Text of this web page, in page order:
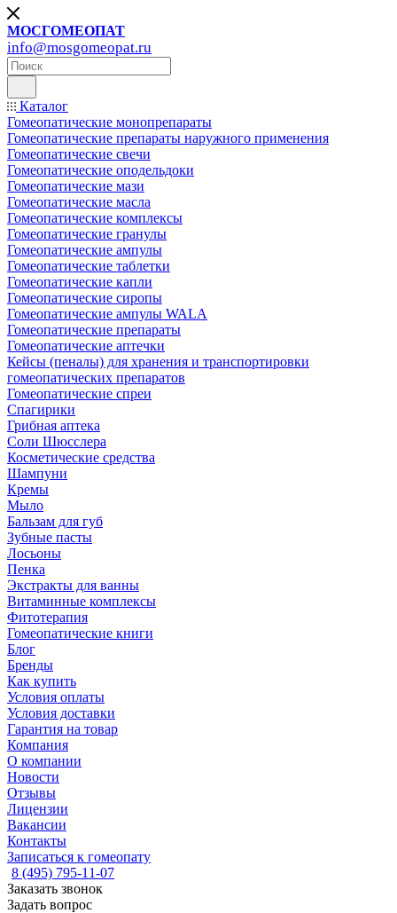
МОСГОМЕОПАТ
info@mosgomeopat.ru
Каталог
Гомеопатические монопрепараты
Гомеопатические препараты наружного применения
Гомеопатические свечи
Гомеопатические оподельдоки
Гомеопатические мази
Гомеопатические масла
Гомеопатические комплексы
Гомеопатические гранулы
Гомеопатические ампулы
Гомеопатические таблетки
Гомеопатические капли
Гомеопатические сиропы
Гомеопатические ампулы WALA
Гомеопатические препараты
Гомеопатические аптечки
Кейсы (пеналы) для хранения и транспортировки
гомеопатических препаратов
Гомеопатические спреи
Спагирики
Грибная аптека
Соли Шюсслера
Косметические средства
Шампуни
Кремы
Мыло
Бальзам для губ
Зубные пасты
Лосьоны
Пенка
Экстракты для ванны
Витаминные комплексы
Фитотерапия
Гомеопатические книги
Блог
Бренды
Как купить
Условия оплаты
Условия доставки
Гарантия на товар
Компания
О компании
Новости
Отзывы
Лицензии
Вакансии
Контакты
Записаться к гомеопату
8 (495) 795-11-07
Заказать звонок
Задать вопрос